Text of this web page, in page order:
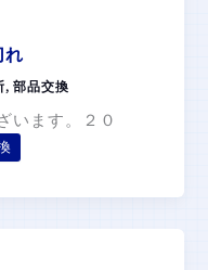
,部品交換
います。２０